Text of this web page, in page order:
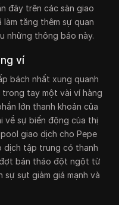
đây trên các sàn giao
làm tăng thêm sự quan
những thông báo này.
ví
bách nhất xung quanh
trong tay một vài ví hàng
lớn thanh khoản của
về sự biến động của thị
giao dịch cho Pepe
dịch tập trung có thanh
bán tháo đột ngột từ
sụt giảm giá mạnh và